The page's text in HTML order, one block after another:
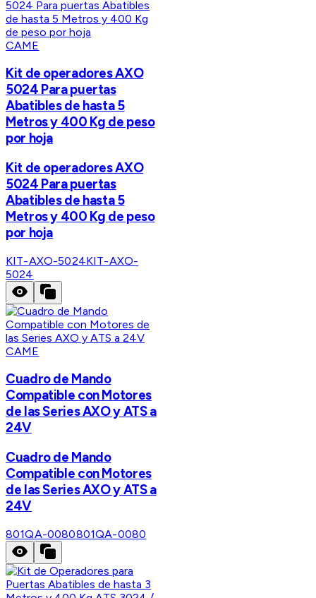
CAME
Kit de operadores AXO
5024 Para puertas
Abatibles de hasta 5
Metros y 400 Kg de peso
por hoja
Kit de operadores AXO
5024 Para puertas
Abatibles de hasta 5
Metros y 400 Kg de peso
por hoja
KIT-AXO-5024KIT-AXO-
5024
CAME
Cuadro de Mando
Compatible con Motores
de las Series AXO y ATS a
24V
Cuadro de Mando
Compatible con Motores
de las Series AXO y ATS a
24V
801QA-0080801QA-0080